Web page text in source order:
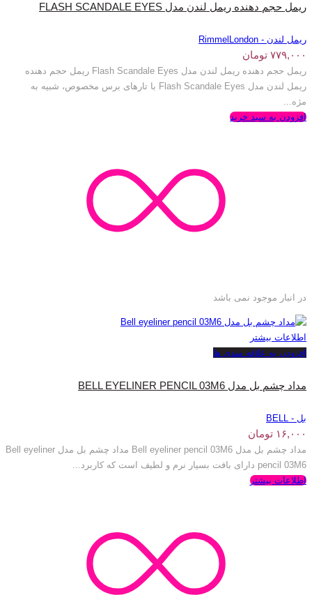
ریمل حجم دهنده ریمل لندن مدل FLASH SCANDALE EYES
ریمل لندن - RimmelLondon
۷۷۹,۰۰۰ تومان
ریمل حجم دهنده ریمل لندن مدل Flash Scandale Eyes ریمل حجم دهنده
ریمل لندن مدل Flash Scandale Eyes با تارهای برس مخصوص، شبیه به
مژه...
افزودن به سبد خرید
در انبار موجود نمی باشد
اطلاعات بیشتر
افزودن به علاقه مندی ها
مداد چشم بل مدل BELL EYELINER PENCIL 03M6
بل - BELL
۱۶,۰۰۰ تومان
مداد چشم بل مدل Bell eyeliner pencil 03M6 مداد چشم بل مدل Bell eyeliner
pencil 03M6 دارای بافت بسیار نرم و لطیف است که کاربرد...
اطلاعات بیشتر